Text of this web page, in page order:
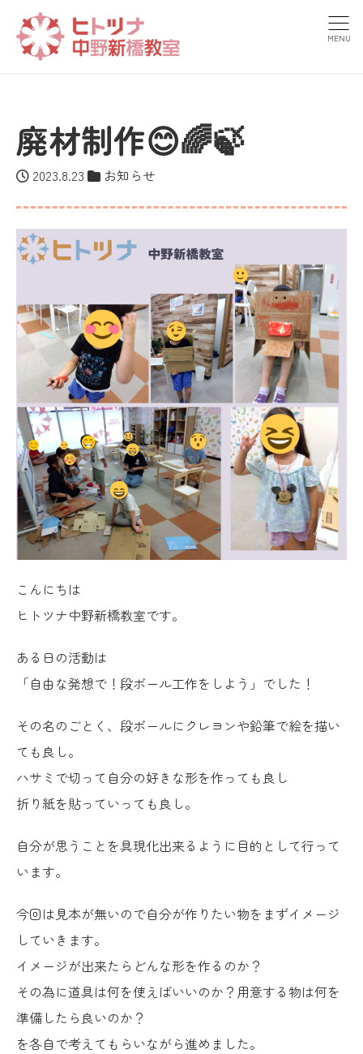
MENU
廃材制作😊🌈🍃
2023.8.23 お知らせ
こんにちは
ヒトツナ中野新橋教室です。
ある日の活動は
「自由な発想で！段ボール工作をしよう」でした！
その名のごとく、段ボールにクレヨンや鉛筆で絵を描い
ても良し。
ハサミで切って自分の好きな形を作っても良し
折り紙を貼っていっても良し。
自分が思うことを具現化出来るように目的として行って
います。
今回は見本が無いので自分が作りたい物をまずイメージ
していきます。
イメージが出来たらどんな形を作るのか？
その為に道具は何を使えばいいのか？用意する物は何を
準備したら良いのか？
を各自で考えてもらいながら進めました。